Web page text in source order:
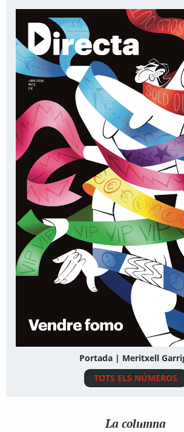
Portada | Meritxell
TOTS ELS NÚMEROS
La columna